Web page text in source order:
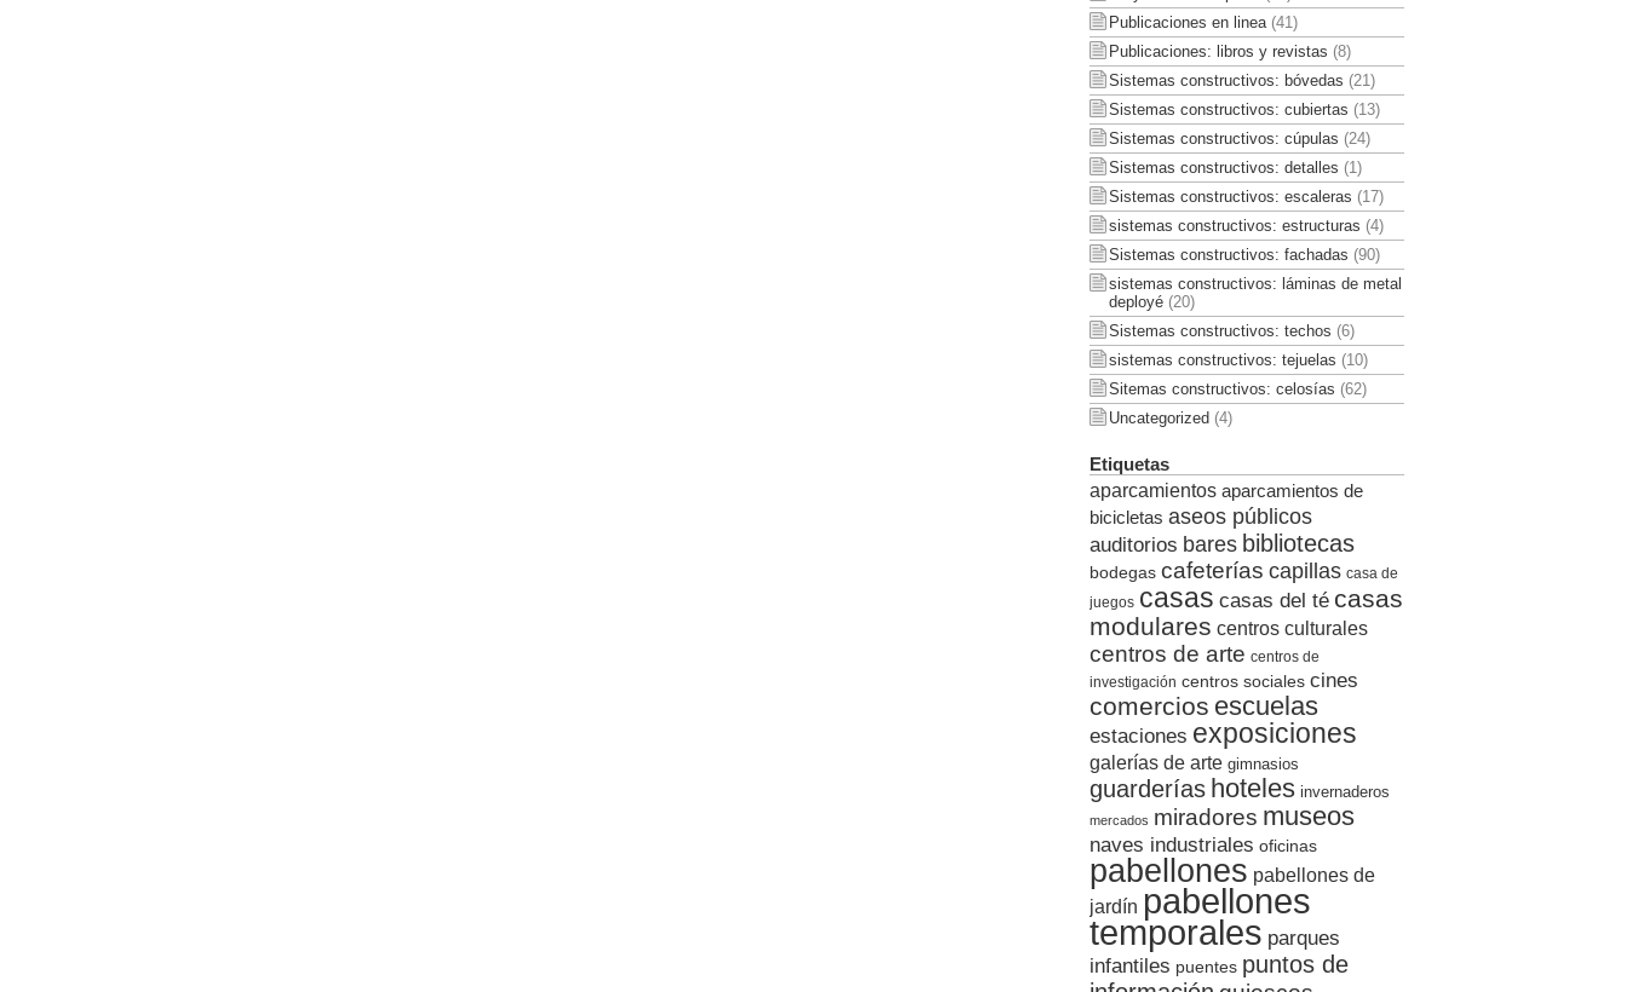
Publicaciones en linea(41)
Publicaciones: libros y revistas (8)
Sistemas constructivos: bóvedas (21)
Sistemas constructivos: cubiertas (13)
Sistemas constructivos: cúpulas (24)
Sistemas constructivos: detalles (1)
Sistemas constructivos: escaleras (17)
sistemas constructivos: estructuras (4)
Sistemas constructivos: fachadas (90)
sistemas constructivos: láminas de metal
deployé(20)
Sistemas constructivos: techos (6)
sistemas constructivos: tejuelas (10)
Sitemas constructivos: celosías (62)
Uncategorized (4)
Etiquetas
aparcamientos aparcamientos de
bicicletas aseos públicos
auditorios bares bibliotecas
bodegas cafeterías capillas casa de
juegos casas casas del té casas
modulares centros culturales
centros de arte centros de
investigación centros sociales cines
comercios escuelas
estaciones exposiciones
galerías de arte gimnasios
guarderías hoteles invernaderos
mercados miradores museos
naves industriales oficinas
pabellones pabellones de
jardín pabellones
temporales parques
infantiles puentes puntos de